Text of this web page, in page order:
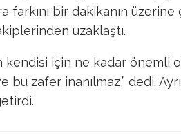
farkını bir dakikanın üzerine
uzaklaştı.
kendisi için ne kadar önemli
zafer inanılmaz,” dedi.